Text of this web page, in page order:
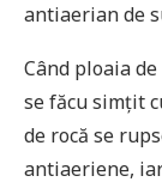
antiaerian de
Când ploaia
se făcu simțit
de rocă se
antiaeriene,